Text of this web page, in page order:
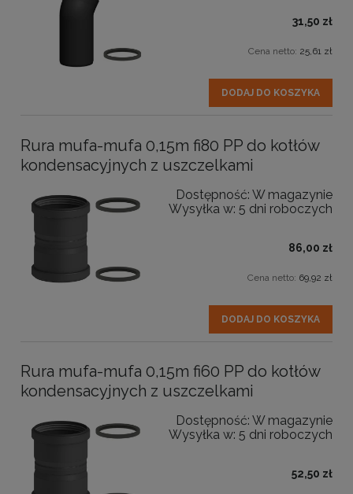
31,50 zł
Cena netto: 25,61 zł
DODAJ DO KOSZYKA
Rura mufa-mufa 0,15m fi80 PP do kotłów
kondensacyjnych z uszczelkami
Dostępność: W magazynie
Wysyłka w: 5 dni roboczych
86,00 zł
Cena netto: 69,92 zł
DODAJ DO KOSZYKA
Rura mufa-mufa 0,15m fi60 PP do kotłów
kondensacyjnych z uszczelkami
Dostępność: W magazynie
Wysyłka w: 5 dni roboczych
52,50 zł